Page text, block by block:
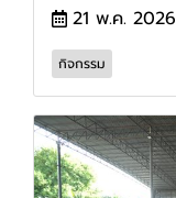
21 พ.ค. 2026
กิจกรรม